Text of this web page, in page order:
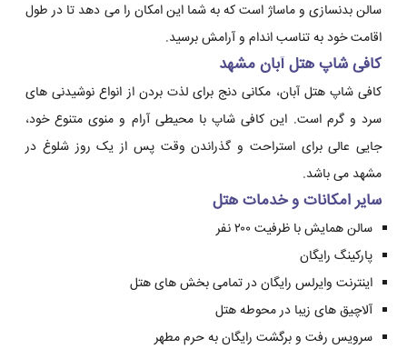
سالن بدنسازی و ماساژ است که به شما این امکان را می دهد تا در طول
اقامت خود به تناسب اندام و آرامش برسید.
کافی شاپ هتل آبان مشهد
کافی شاپ هتل آبان، مکانی دنج برای لذت بردن از انواع نوشیدنی های
سرد و گرم است. این کافی شاپ با محیطی آرام و منوی متنوع خود،
جایی عالی برای استراحت و گذراندن وقت پس از یک روز شلوغ در
مشهد می باشد.
سایر امکانات و خدمات هتل
سالن همایش با ظرفیت ۲۰۰ نفر
پارکینگ رایگان
اینترنت وایرلس رایگان در تمامی بخش های هتل
آلاچیق های زیبا در محوطه هتل
سرویس رفت و برگشت رایگان به حرم مطهر